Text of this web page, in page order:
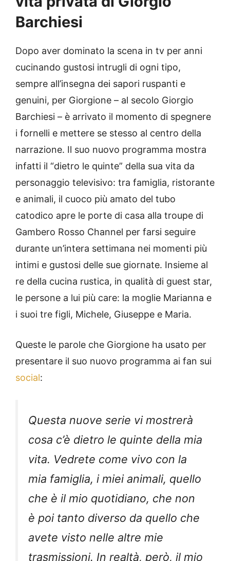
Barchiesi
Dopo aver dominato la scena in tv per anni
cucinando gustosi intrugli di ogni tipo,
sempre all’insegna dei sapori ruspanti e
genuini, per Giorgione – al secolo Giorgio
Barchiesi – è arrivato il momento di spegnere
i fornelli e mettere se stesso al centro della
narrazione. Il suo nuovo programma mostra
infatti il “dietro le quinte” della sua vita da
personaggio televisivo: tra famiglia, ristorante
e animali, il cuoco più amato del tubo
catodico apre le porte di casa alla troupe di
Gambero Rosso Channel per farsi seguire
durante un’intera settimana nei momenti più
intimi e gustosi delle sue giornate. Insieme al
re della cucina rustica, in qualità di guest star,
le persone a lui più care: la moglie Marianna e
i suoi tre figli, Michele, Giuseppe e Maria.
Queste le parole che Giorgione ha usato per
presentare il suo nuovo programma ai fan sui
social:
Questa nuove serie vi mostrerà
cosa c’è dietro le quinte della mia
vita. Vedrete come vivo con la
mia famiglia, i miei animali, quello
che è il mio quotidiano, che non
è poi tanto diverso da quello che
avete visto nelle altre mie
trasmissioni. In realtà, però, il mio